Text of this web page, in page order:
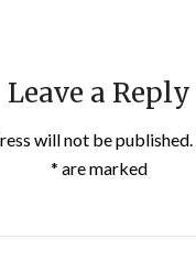
Leave a Reply
will not be published.
are marked
*